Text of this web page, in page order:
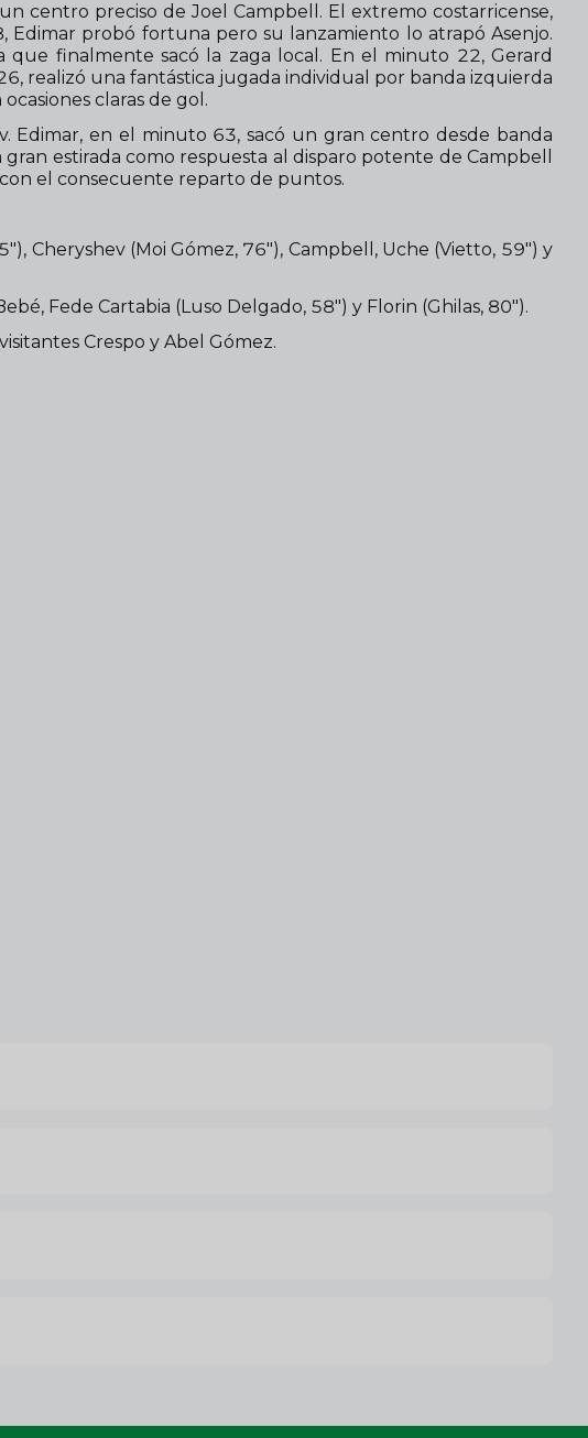
centro preciso de Joel Campbell. El extremo costarricense,
probó fortuna pero su lanzamiento lo atrapó Asenjo.
finalmente sacó la zaga local. En el minuto 22, Gerard
realizó una fantástica jugada individual por banda izquierda
claras de gol.
Edimar, en el minuto 63, sacó un gran centro desde banda
estirada como respuesta al disparo potente de Campbell
el consecuente reparto de puntos.
Cheryshev (Moi Gómez, 76"), Campbell, Uche (Vietto, 59") y
Fede Cartabia (Luso Delgado, 58") y Florin (Ghilas, 80").
Crespo y Abel Gómez.